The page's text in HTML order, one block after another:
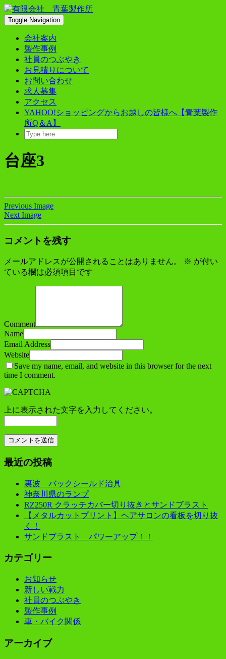
Skip
to
content
Toggle Navigation
会社案内
製作事例
社員のつぶやき
お見積りについて
お問い合わせ
求人募集
アクセス
YAHOO!ショッピングからお越しの皆様へ【青葉製作
所Q＆A】
台座3
Previous Image
Next Image
コメントを残す
メールアドレスが公開されることはありません。 ※ が付い
ている欄は必須項目です
Comment
Name
Email Address
Website
Save my name, email, and website in this browser for the next
time I comment.
上に表示された文字を入力してください。
最近の投稿
裏波 バックシールド治具
神奈川県のランプ
RZ250R クラッチカバー切り抜きとサンドブラスト
【メタルカットプリント】ヘアサロンの看板を切り抜
く！
サンドブラスト パワーアップ！！
カテゴリー
お知らせ
新しい戦力
社員のつぶやき
製作事例
車・バイク関係
アーカイブ